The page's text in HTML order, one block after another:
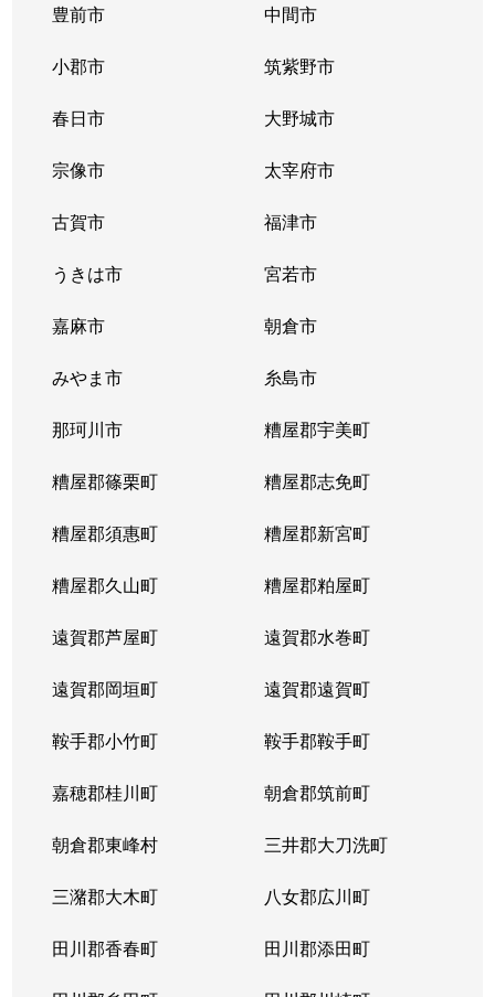
豊前市 中間市
小郡市 筑紫野市
春日市 大野城市
宗像市 太宰府市
古賀市 福津市
うきは市 宮若市
嘉麻市 朝倉市
みやま市 糸島市
那珂川市 糟屋郡宇美町
糟屋郡篠栗町 糟屋郡志免町
糟屋郡須惠町 糟屋郡新宮町
糟屋郡久山町 糟屋郡粕屋町
遠賀郡芦屋町 遠賀郡水巻町
遠賀郡岡垣町 遠賀郡遠賀町
鞍手郡小竹町 鞍手郡鞍手町
嘉穂郡桂川町 朝倉郡筑前町
朝倉郡東峰村 三井郡大刀洗町
三潴郡大木町 八女郡広川町
田川郡香春町 田川郡添田町